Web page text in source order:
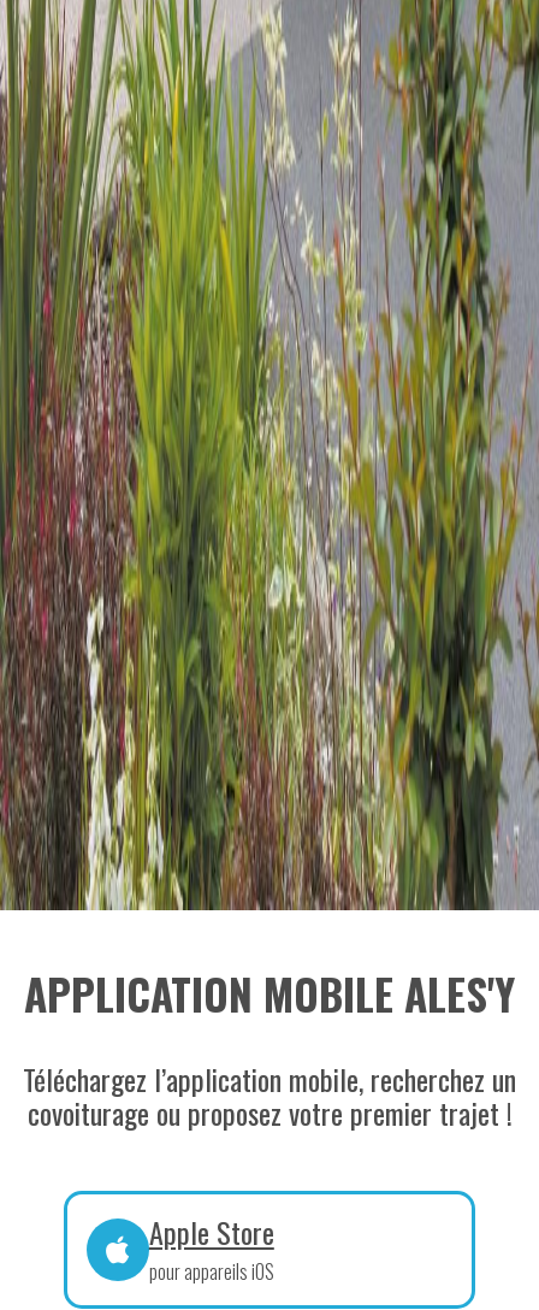
APPLICATION MOBILE ALES'Y
Téléchargez l’application mobile, recherchez un
covoiturage ou proposez votre premier trajet !
Apple Store
pour appareils iOS